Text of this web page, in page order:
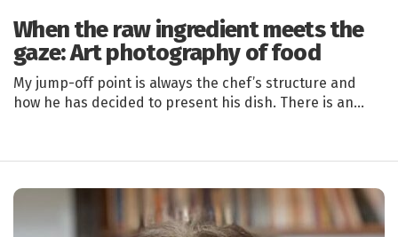
When the raw ingredient meets the
gaze: Art photography of food
My jump-off point is always the chef’s structure and
how he has decided to present his dish. There is an…